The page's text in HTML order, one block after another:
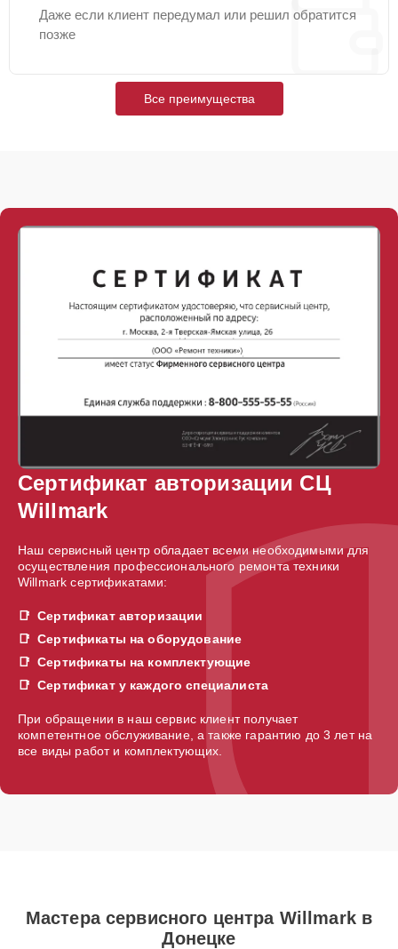
Даже если клиент передумал или решил обратится
позже
Все преимущества
Сертификат авторизации СЦ
Willmark
Наш сервисный центр обладает всеми необходимыми для
осуществления профессионального ремонта техники
Willmark сертификатами:
Сертификат авторизации
Сертификаты на оборудование
Сертификаты на комплектующие
Сертификат у каждого специалиста
При обращении в наш сервис клиент получает
компетентное обслуживание, а также гарантию до 3 лет на
все виды работ и комплектующих.
Мастера сервисного центра Willmark в
Донецке